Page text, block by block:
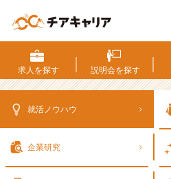
阪
で
お
職・
求人を探す 説明会を探す
就活ノウハウ
企業研究